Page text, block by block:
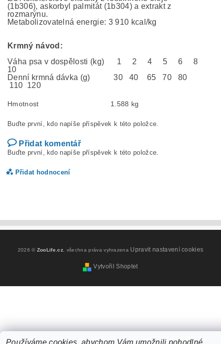
(1b306), askorbyl palmitát (1b304) a extrakt z
rozmarýnu.
Metabolizovatelná energie: 3 910 kcal/kg
Krmný návod:
Váha psa v dospělosti (kg) 1 2 4 5 6 8
10
Denní krmná dávka (g) 30 40 65 70 80
110 120
Hmotnost 1.588 kg
Buďte první, kdo napíše příspěvek k této položce.
Přidat komentář
Buďte první, kdo napíše příspěvek k této položce.
Přidat hodnocení
osobních údajů
2026 © ZooLife.cz , všechna práva vyhrazena Upravit nastavení cookies
Vytvořil Shoptet
Používáme cookies, abychom Vám umožnili pohodlné